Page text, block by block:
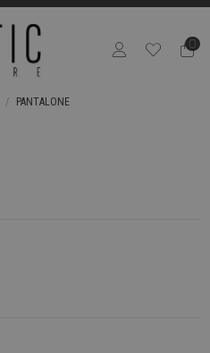
0
PANTALONE